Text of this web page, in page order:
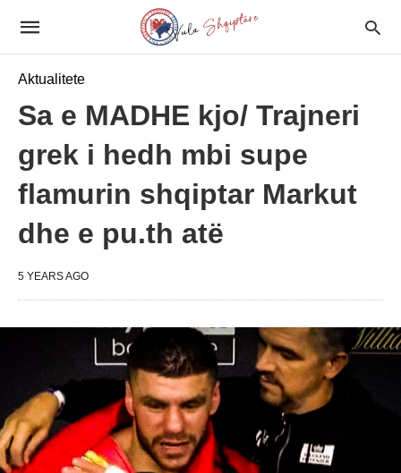
Aktualitete
Sa e MADHE kjo/ Trajneri
grek i hedh mbi supe
flamurin shqiptar Markut
dhe e pu.th atë
5 YEARS AGO